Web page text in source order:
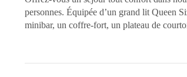
personnes. Équipée d’un grand lit Queen
minibar, un coffre-fort, un plateau de